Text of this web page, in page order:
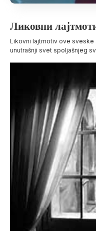
Ликовни
Likovni lajtmotiv ove
unutrašnji svet spoljašnjeg